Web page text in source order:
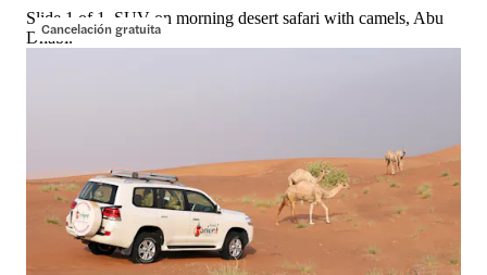
Cancelación gratuita
Slide 1 of 1, SUV on morning desert safari with camels, Abu
Dhabi.